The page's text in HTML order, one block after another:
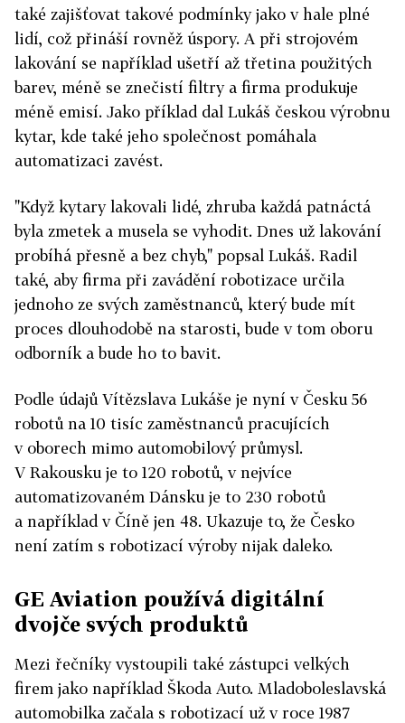
také zajišťovat takové podmínky jako v hale plné
lidí, což přináší rovněž úspory. A při strojovém
lakování se například ušetří až třetina použitých
barev, méně se znečistí filtry a firma produkuje
méně emisí. Jako příklad dal Lukáš českou výrobnu
kytar, kde také jeho společnost pomáhala
automatizaci zavést.
"Když kytary lakovali lidé, zhruba každá patnáctá
byla zmetek a musela se vyhodit. Dnes už lakování
probíhá přesně a bez chyb," popsal Lukáš. Radil
také, aby firma při zavádění robotizace určila
jednoho ze svých zaměstnanců, který bude mít
proces dlouhodobě na starosti, bude v tom oboru
odborník a bude ho to bavit.
Podle údajů Vítězslava Lukáše je nyní v Česku 56
robotů na 10 tisíc zaměstnanců pracujících
v oborech mimo automobilový průmysl.
V Rakousku je to 120 robotů, v nejvíce
automatizovaném Dánsku je to 230 robotů
a například v Číně jen 48. Ukazuje to, že Česko
není zatím s robotizací výroby nijak daleko.
GE Aviation používá digitální
dvojče svých produktů
Mezi řečníky vystoupili také zástupci velkých
firem jako například Škoda Auto. Mladoboleslavská
automobilka začala s robotizací už v roce 1987